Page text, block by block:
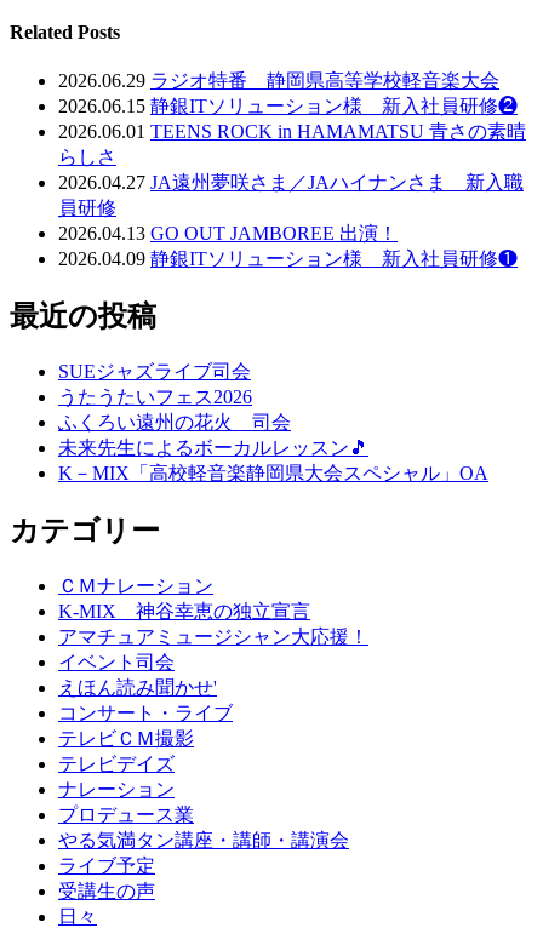
Related Posts
2026.06.29 ラジオ特番 静岡県高等学校軽音楽大会
2026.06.15 静銀ITソリューション様 新入社員研修❷
2026.06.01 TEENS ROCK in HAMAMATSU 青さの素晴
らしさ
2026.04.27 JA遠州夢咲さま／JAハイナンさま 新入職
員研修
2026.04.13 GO OUT JAMBOREE 出演！
2026.04.09 静銀ITソリューション様 新入社員研修❶
最近の投稿
SUEジャズライブ司会
うたうたいフェス2026
ふくろい遠州の花火 司会
未来先生によるボーカルレッスン🎵
K－MIX「高校軽音楽静岡県大会スペシャル」OA
カテゴリー
ＣＭナレーション
K-MIX 神谷幸恵の独立宣言
アマチュアミュージシャン大応援！
イベント司会
えほん読み聞かせ'
コンサート・ライブ
テレビＣＭ撮影
テレビデイズ
ナレーション
プロデュース業
やる気満タン講座・講師・講演会
ライブ予定
受講生の声
日々